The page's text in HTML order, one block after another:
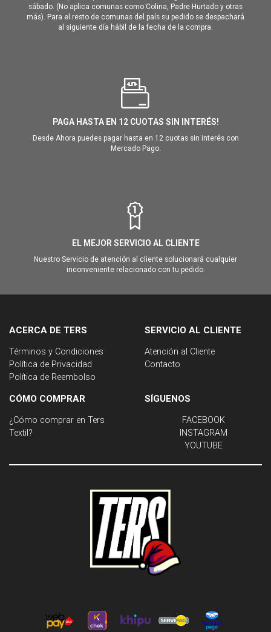
sábado. (No aplica comunas como Colina, Padre Hurtado y otras
más). Para el resto de comunas del país su pedido se despachará
al siguiente día hábil de la fecha de la compra.
PAGA HASTA EN 12 CUOTAS SIN INTERÉS!
Desde Ahora puedes pagar hasta en 12 cuotas sin interés con
Mercado Pago.
EL MEJOR SERVICIO AL CLIENTE
Nuestro Servicio de atención al cliente solucionará cualquier
inconveniente relacionado con tu pedido.
ACERCA DE TERS
Términos y Condiciones
Política de Privacidad
Política de Reembolso
SERVICIO AL CLIENTE
Atención al Cliente
Contacto
CÓMO COMPRAR
¿Cómo comprar en Ters
Textil?
SÍGUENOS
FACEBOOK
INSTAGRAM
YOUTUBE